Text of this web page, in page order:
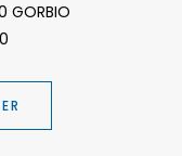
GORBIO